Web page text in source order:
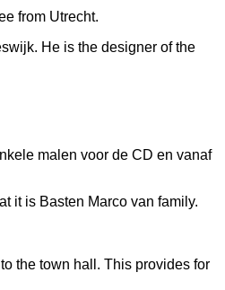
from Utrecht.
He is the designer of the
malen voor de CD en vanaf
it is Basten Marco van family.
the town hall. This provides for